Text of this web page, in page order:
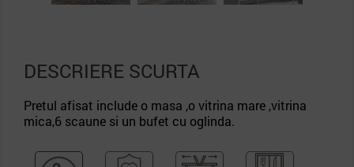
DESCRIERE SCURTA
Pretul afisat include o masa ,o vitrina mare ,vitrina
mica,6 scaune si un bufet cu oglinda.